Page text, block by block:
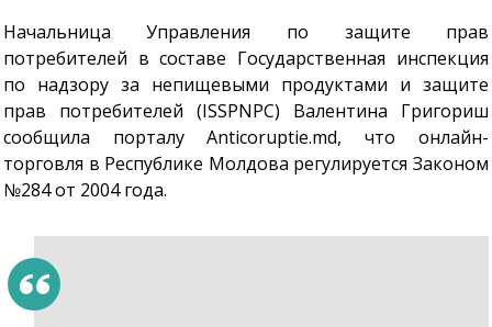
Начальница Управления по защите прав
потребителей в составе Государственная инспекция
по надзору за непищевыми продуктами и защите
прав потребителей (ISSPNPC) Валентина Григориш
сообщила порталу Anticoruptie.md, что онлайн-
торговля в Республике Молдова регулируется Законом
№284 от 2004 года.